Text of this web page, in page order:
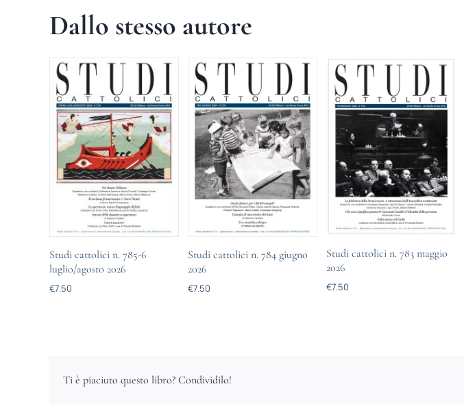
Dallo stesso autore
Studi cattolici n. 785-6
luglio/agosto 2026
€7.50
Studi cattolici n. 784 giugno
2026
€7.50
Studi cattolici n. 783 maggio
2026
€7.50
Ti è piaciuto questo libro? Condividilo!